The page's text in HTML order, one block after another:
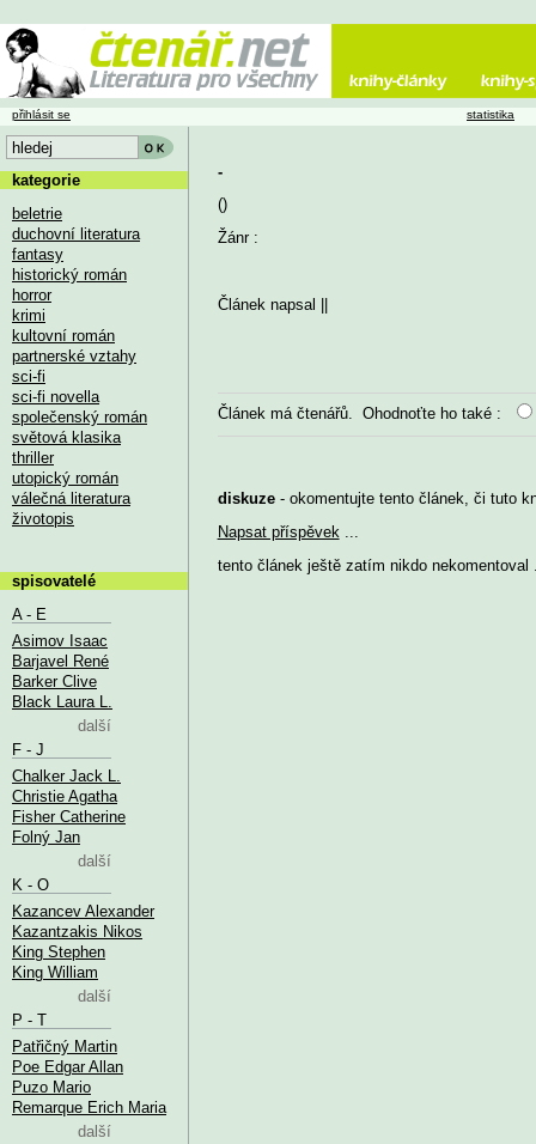
-
()
Žánr :
Článek napsal
Článek má čtenářů. Ohodnoťte ho také :
diskuze- okomentujte tento článek, či tuto
Napsat příspěvek
tento článek ještě zatím nikdo nekomentoval
přihlásit se statistika
kategorie
beletrie
duchovní literatura
fantasy
historický román
horror
krimi
kultovní román
partnerské vztahy
sci-fi
sci-fi novella
společenský román
světová klasika
thriller
utopický román
válečná literatura
životopis
spisovatelé
A - E
Asimov Isaac
Barjavel René
Barker Clive
Black Laura L.
další
F - J
Chalker Jack L.
Christie Agatha
Fisher Catherine
Folný Jan
další
K - O
Kazancev Alexander
Kazantzakis Nikos
King Stephen
King William
další
P - T
Patřičný Martin
Poe Edgar Allan
Puzo Mario
Remarque Erich Maria
další